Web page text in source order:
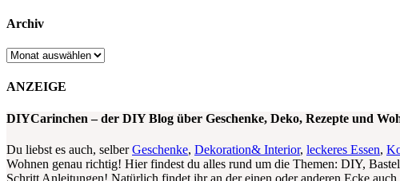
Archiv
Archiv
ANZEIGE
DIYCarinchen – der DIY Blog über Geschenke, Deko, Rezepte und
Du liebst es auch, selberGeschenke, Dekoration& Interior, leckeres Essen,
Wohnen genau richtig! Hier findest du alles rund um die Themen: DIY,
Schritt Anleitungen! Natürlich findet ihr an der einen oder anderen Ecke